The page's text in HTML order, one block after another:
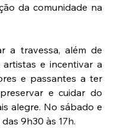
da comunidade na
a travessa, além de
e incentivar a
e passantes a ter
e cuidar do
alegre. No sábado e
9h30 às 17h.